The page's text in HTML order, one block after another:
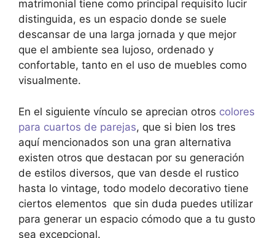
matrimonial tiene como principal requisito lucir
distinguida, es un espacio donde se suele
descansar de una larga jornada y que mejor
que el ambiente sea lujoso, ordenado y
confortable, tanto en el uso de muebles como
visualmente.
En el siguiente vínculo se aprecian otros colores
para cuartos de parejas, que si bien los tres
aquí mencionados son una gran alternativa
existen otros que destacan por su generación
de estilos diversos, que van desde el rustico
hasta lo vintage, todo modelo decorativo tiene
ciertos elementos que sin duda puedes utilizar
para generar un espacio cómodo que a tu gusto
sea excepcional.